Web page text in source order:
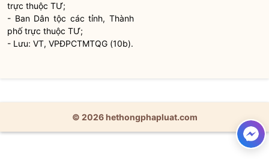
trực thuộc TƯ;
- Ban Dân tộc các tỉnh, Thành
phố trực thuộc TƯ;
- Lưu: VT, VPĐPCTMTQG (10b).
© 2026 hethongphapluat.com